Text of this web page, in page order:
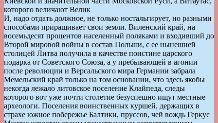
которого величают Велик
И, надо отдать должное, не только ностальгирует, но разными
способами приращивает свои земли. Виленский край, на
восемьдесят процентов населенный поляками и входивший до
Второй мировой войны в состав Польши, с ее нынешней
столицей Литва получила в качестве поистине царского
подарка от Советского Союза, а у пребывающей в агонии
после революции и Версальского мира Германии забрала
Мемельский край только на том основании, что здесь якобы
некогда лежало литовское поселение Клайпеда, следы
которого вот уже почти столетие безуспешно ищут местные
археологи. Поселения воинственных куршей, держащих в
страхе южное побережье Балтики, пруссов, чей вождь Геркус